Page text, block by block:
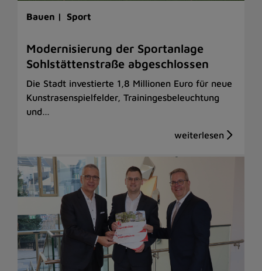
Bauen | Sport
Modernisierung der Sportanlage
Sohlstättenstraße abgeschlossen
Die Stadt investierte 1,8 Millionen Euro für neue
Kunstrasenspielfelder, Trainingesbeleuchtung
und…